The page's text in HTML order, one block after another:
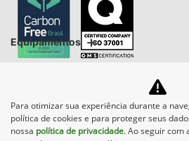
Equipamentos
Política de privacidade ESG -
Para otimizar sua experiência durante a
política de cookies e para proteger seus
nossa política de privacidade. Ao seguir com